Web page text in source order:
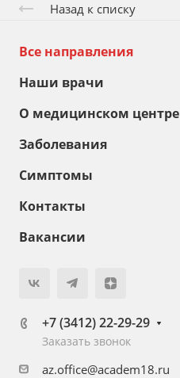
Назад к списку
Все направления
Наши врачи
О медицинском центре
Заболевания
Симптомы
Контакты
Вакансии
+7 (3412) 22-29-29
Заказать звонок
az.office@academ18.ru